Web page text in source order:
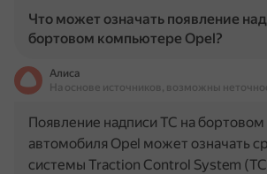
Что может означать появление
бортовом компьютере Opel?
Алиса
На основе источников, возможны
Появление надписи TC на
автомобиля Opel может означать
системы Traction Control System